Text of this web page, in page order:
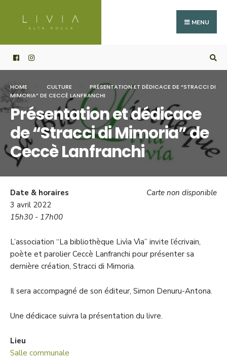
MENU
HOME CULTURE
PRÉSENTATION ET DÉDICACE DE “STRACCI DI
MIMORIA” DE CECCÈ LANFRANCHI
Présentation et dédicace
de “Stracci di Mimoria” de
Ceccè Lanfranchi
Carte non disponible
Date & horaires
3 avril 2022
15h30 - 17h00
L’association “La bibliothèque Livìa Vìa” invite l’écrivain,
poète et parolier Ceccè Lanfranchi pour présenter sa
dernière création, Stracci di Mimoria.
Il sera accompagné de son éditeur, Simon Denuru-Antona.
Une dédicace suivra la présentation du livre.
Lieu
Salle communale
for: